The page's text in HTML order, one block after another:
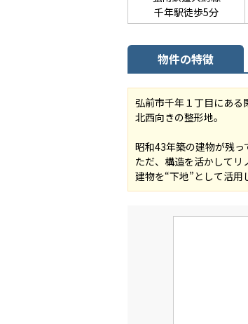
千年駅徒歩5分
物件の特徴
弘前市千年１丁目にある
北西向きの整形地。
昭和43年築の建物が残っ
ただ、構造を活かしてリ
建物を“下地”として活用